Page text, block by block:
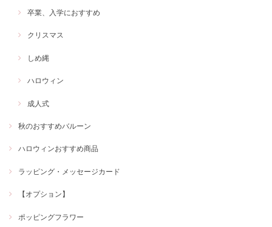
卒業、入学におすすめ
クリスマス
しめ縄
ハロウィン
成人式
秋のおすすめバルーン
ハロウィンおすすめ商品
ラッピング・メッセージカード
【オプション】
ポッピングフラワー